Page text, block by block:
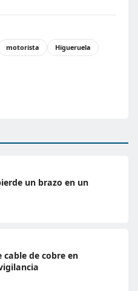
motorista Higueruela
un brazo en un
cable de cobre en